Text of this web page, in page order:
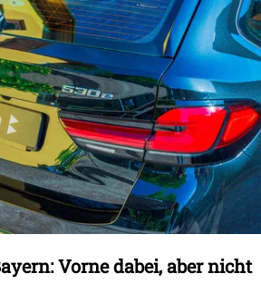
Vorne dabei, aber nicht